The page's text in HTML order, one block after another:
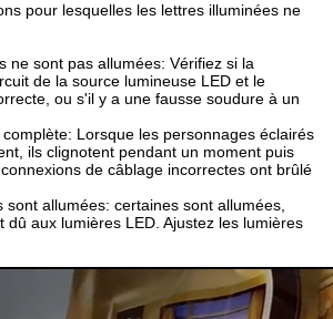
pour lesquelles les lettres illuminées ne
ne sont pas allumées: Vérifiez si la
de la source lumineuse LED et le
ou s'il y a une fausse soudure à un
Lorsque les personnages éclairés
ils clignotent pendant un moment puis
de câblage incorrectes ont brûlé
allumées: certaines sont allumées,
dû aux lumières LED. Ajustez les lumières